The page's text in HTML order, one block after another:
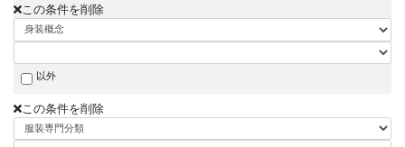
この条件を削除
以外
この条件を削除